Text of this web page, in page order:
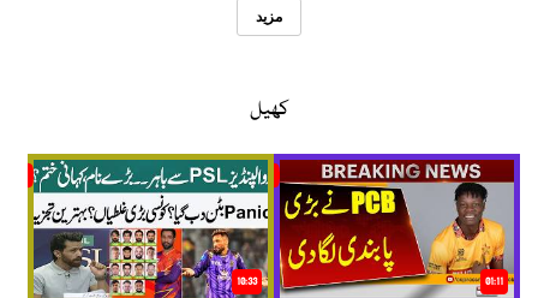
مزید
کھیل
01:11
10:33